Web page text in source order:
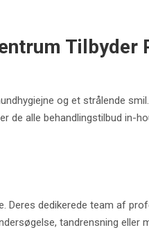
Tilbyder
og et strålende smil.
alle behandlingstilbud in-
dedikerede team af
tandrensning